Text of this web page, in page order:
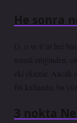
He sonra
O, o ve it’in her
temsil ettiğinden,
eki eklenir. Ancak
fiil kullanılır, bu
3 nokta